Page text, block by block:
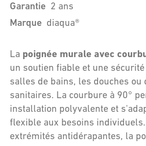
Garantie 2 ans
Marque diaqua®
La poignée murale avec
un soutien fiable et une
salles de bains, les douches ou
sanitaires. La courbure à 90°
installation polyvalente et
flexible aux besoins individuels.
extrémités antidérapantes, la